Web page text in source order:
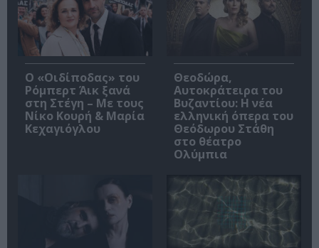
O «Οιδίποδας» του
Ρόμπερτ Άικ ξανά
στη Στέγη – Με τους
Νίκο Κουρή & Μαρία
Κεχαγιόγλου
Θεοδώρα,
Αυτοκράτειρα του
Βυζαντίου: Η νέα
ελληνική όπερα του
Θεόδωρου Στάθη
στο θέατρο
Ολύμπια